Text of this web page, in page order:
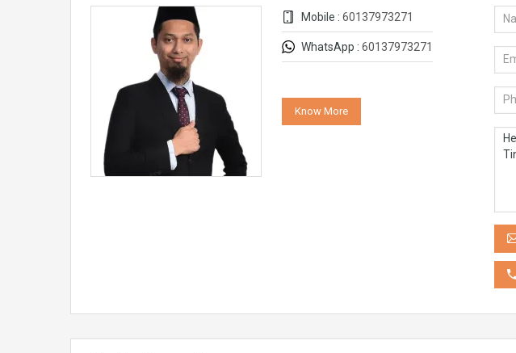
Mobile : 60137973271
WhatsApp : 60137973271
Know More